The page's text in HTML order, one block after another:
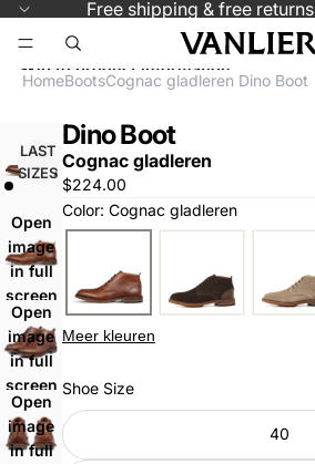
Free shipping & free returns
HomeBootsCognac gladleren Dino Boot
Skip to product information
LAST
SIZES
Open
image
in full
screen
Open
image
in full
screen
Open
image
in full
Dino Boot
Cognac gladleren
$224.00
Color: Cognac gladleren
Meer kleuren
Shoe Size
40